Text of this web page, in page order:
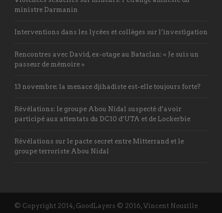
ministre Darmanin
Interventions dans les lycées et collèges sur l’investigation
Rencontres avec David, ex-otage au Bataclan: « Je suis un
passeur de mémoire »
13 novembre: la menace djihadiste est-elle toujours forte?
Révélations: le groupe Abou Nidal suspecté d’avoir
participé aux attentats du DC10 d’UTA et de Lockerbie
Révélations sur le pacte secret entre Mitterrand et le
groupe terroriste Abou Nidal
© Copyright 2014, GoodLayers © 2016, Vincent Nouzille